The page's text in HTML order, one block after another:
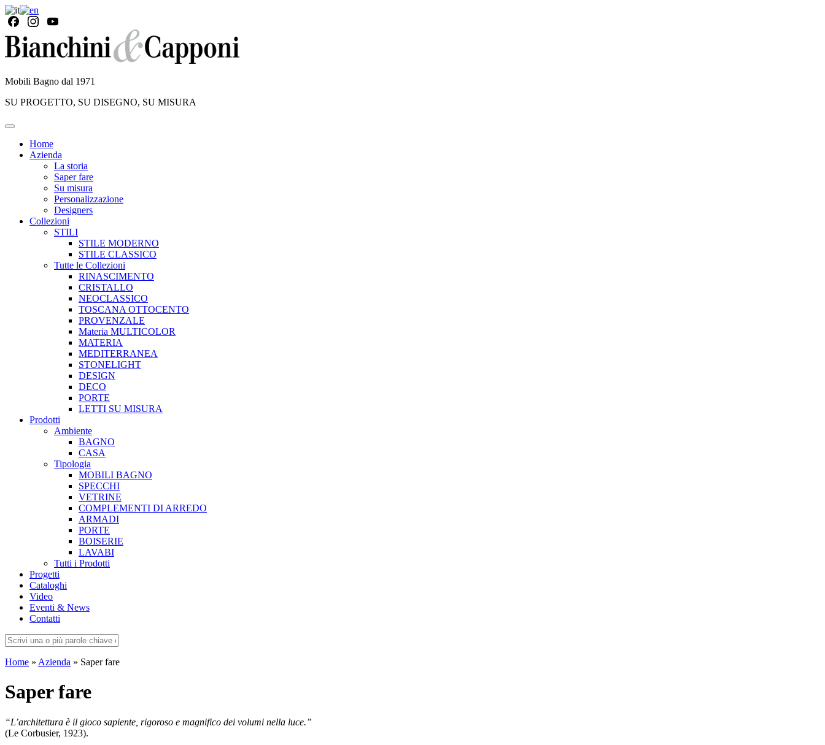
Mobili Bagno dal 1971
SU PROGETTO, SU DISEGNO, SU MISURA
Home
Azienda
La storia
Saper fare
Su misura
Personalizzazione
Designers
Collezioni
STILI
STILE MODERNO
STILE CLASSICO
Tutte le Collezioni
RINASCIMENTO
CRISTALLO
NEOCLASSICO
TOSCANA OTTOCENTO
PROVENZALE
Materia MULTICOLOR
MATERIA
MEDITERRANEA
STONELIGHT
DESIGN
DECO
PORTE
LETTI SU MISURA
Prodotti
Ambiente
BAGNO
CASA
Tipologia
MOBILI BAGNO
SPECCHI
VETRINE
COMPLEMENTI DI ARREDO
ARMADI
PORTE
BOISERIE
LAVABI
Tutti i Prodotti
Progetti
Cataloghi
Video
Eventi & News
Contatti
Home » Azienda » Saper fare
Saper fare
“L’architettura è il gioco sapiente, rigoroso e magnifico dei volumi nella luce.”
(Le Corbusier, 1923).